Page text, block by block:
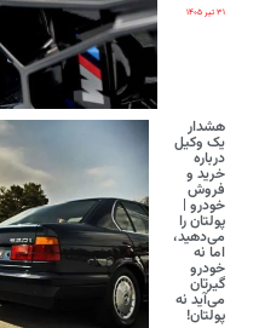
۳۱ تیر ۱۴۰۵
هشدار
یک وکیل
درباره
خرید و
فروش
خودرو |
پولتان را
می‌دهید،
اما نه
خودرو
گیرتان
می‌آید نه
پولتان!